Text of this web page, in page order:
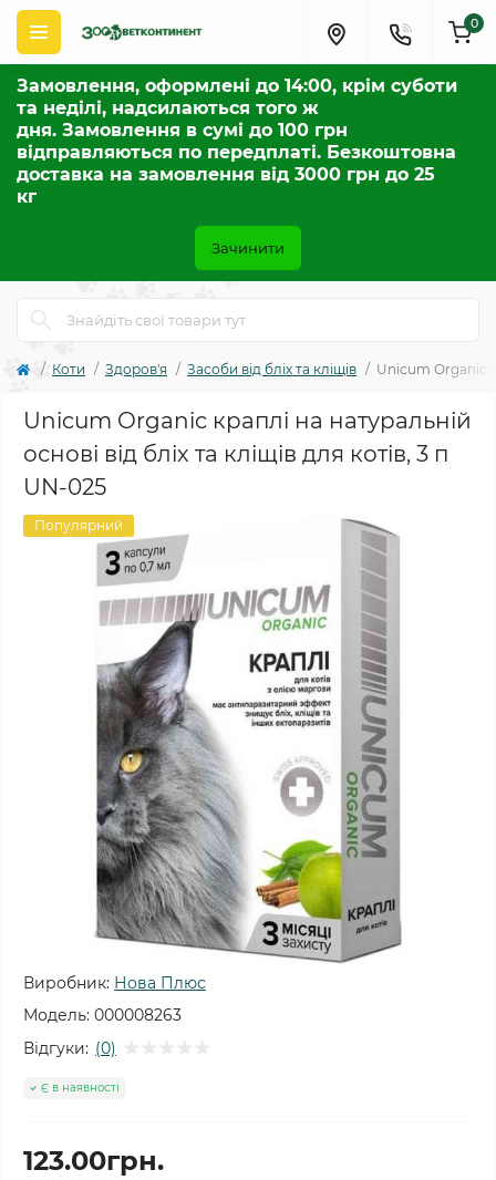
Замовлення, оформлені до 14:00, крім суботи
та неділі, надсилаються того ж
дня. Замовлення в сумі до 100 грн
відправляються по передплаті. Безкоштовна
доставка на замовлення від 3000 грн до 25
кг
Зачинити
0
Коти Здоров'я Засоби від бліх та кліщів Unicum Organic
Unicum Organic краплі на натуральній
основі від бліх та кліщів для котів, 3 п
UN-025
Популярний
Виробник: Нова Плюс
Модель: 000008263
Відгуки: (0)
Є в наявності
123.00грн.